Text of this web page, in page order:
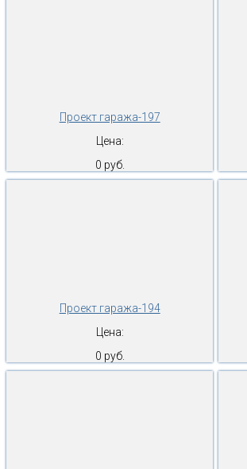
Проект гаража-197
Цена:
0 руб.
Проект гаража-194
Цена:
0 руб.